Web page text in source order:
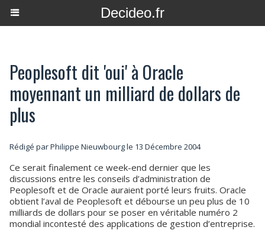
Decideo.fr
Peoplesoft dit 'oui' à Oracle
moyennant un milliard de dollars de
plus
Rédigé parPhilippe Nieuwbourgle 13 Décembre 2004
Ce serait finalement ce week-end dernier que les
discussions entre les conseils d’administration de
Peoplesoft et de Oracle auraient porté leurs fruits. Oracle
obtient l’aval de Peoplesoft et débourse un peu plus de 10
milliards de dollars pour se poser en véritable numéro 2
mondial incontesté des applications de gestion d’entreprise.